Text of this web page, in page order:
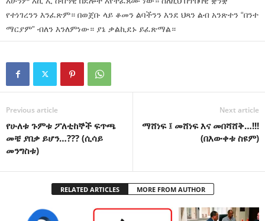
የተነገረንን እንፈጽም። በወጀቡ ላይ ቆመን ልባችንን እንደ ህጻን ልብ አንጽተን “በንተ
ማርያም” ብለን እንለምነው። ያኔ ቃልኪደኑ ይፈጽማል።
Previous article
የሁለቱ ጉምቱ ፖለቲከኞች ፍጥጫ
መቼ ያበቃ ይሆን…??? (ሲሳይ
መንግስቱ)
Next article
ማሸነፍ ፤ መሸነፍ እና መበሻሸቅ…!!!
(በእውቀቱ ስዩም)
RELATED ARTICLES MORE FROM AUTHOR